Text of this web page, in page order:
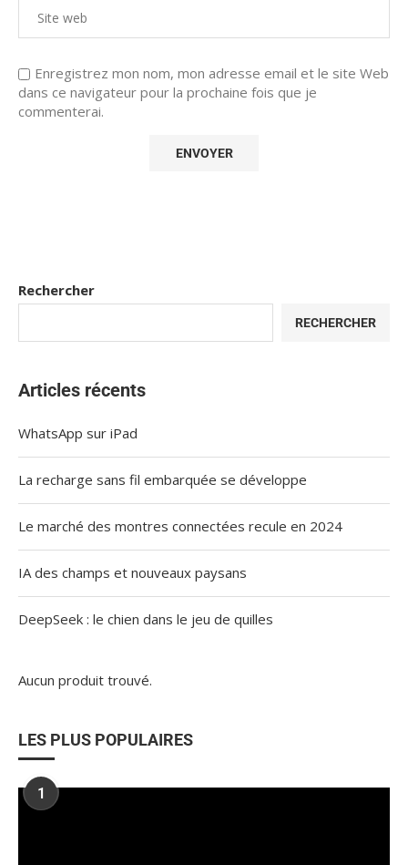
Enregistrez mon nom, mon adresse email et le site Web
dans ce navigateur pour la prochaine fois que je
commenterai.
Rechercher
RECHERCHER
Articles récents
WhatsApp sur iPad
La recharge sans fil embarquée se développe
Le marché des montres connectées recule en 2024
IA des champs et nouveaux paysans
DeepSeek : le chien dans le jeu de quilles
Aucun produit trouvé.
LES PLUS POPULAIRES
1